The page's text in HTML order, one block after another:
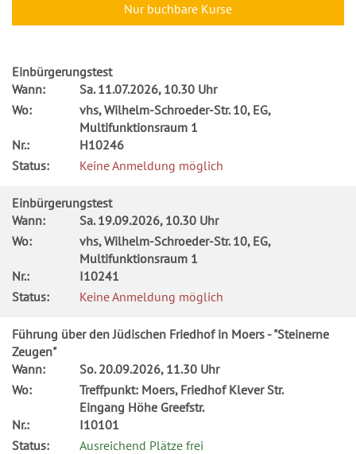
Nur buchbare Kurse
Einbürgerungstest
Wann:
Sa.11.07.2026, 10.30 Uhr
Wo:
vhs, Wilhelm-Schroeder-Str. 10, EG,
Multifunktionsraum 1
Nr.:
H10246
Status:
Keine Anmeldung möglich
Einbürgerungstest
Wann:
Sa.19.09.2026, 10.30 Uhr
Wo:
vhs, Wilhelm-Schroeder-Str. 10, EG,
Multifunktionsraum 1
Nr.:
I10241
Status:
Keine Anmeldung möglich
Führung über den Jüdischen Friedhof in Moers - "Steinerne
Zeugen"
Wann:
So.20.09.2026, 11.30 Uhr
Wo:
Treffpunkt: Moers, Friedhof Klever Str.
Eingang Höhe Greefstr.
Nr.:
I10101
Status:
Ausreichend Plätze frei